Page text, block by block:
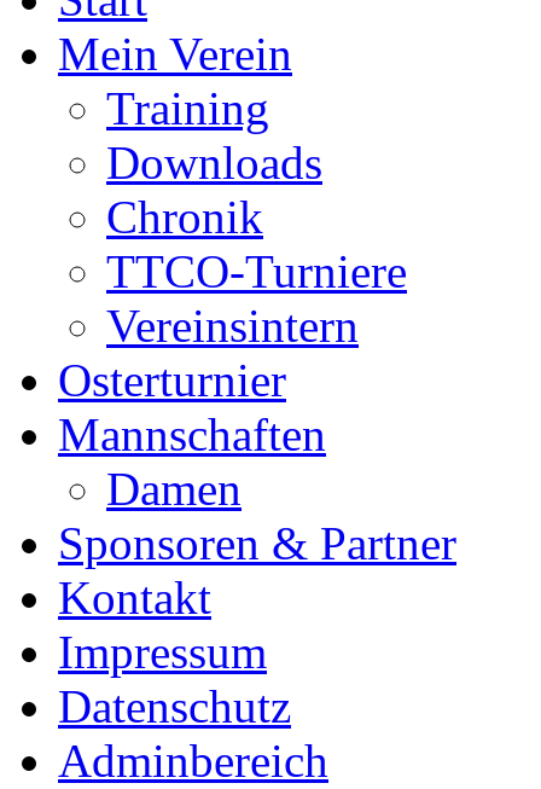
Mein Verein
Training
Downloads
Chronik
TTCO-Turniere
Vereinsintern
Osterturnier
Mannschaften
Damen
Sponsoren & Partner
Kontakt
Impressum
Datenschutz
Adminbereich